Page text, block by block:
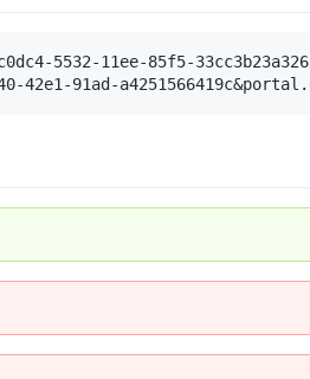
5532-11ee-85f5-33cc3b23a326